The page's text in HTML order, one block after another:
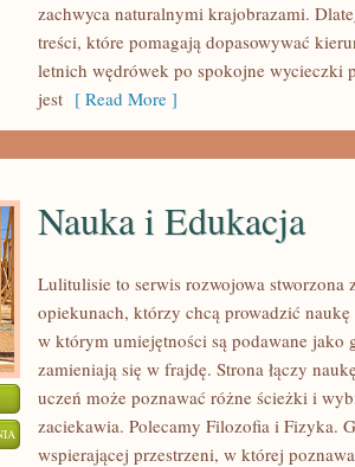
REGIONALNE
SMAKI
zachwyca naturalnymi krajobrazami.
treści, które pomagają dopasowywać
letnich wędrówek po spokojne wycieczki
jest [ Read More ]
NAUKA
Nauka i Edukacja
Lulitulisie to serwis rozwojowa stworzona
opiekunach, którzy chcą prowadzić naukę
w którym umiejętności są podawane jako
zamieniają się w frajdę. Strona łączy
uczeń może poznawać różne ścieżki i
zaciekawia. Polecamy Filozofia i Fizyka.
wspierającej przestrzeni, w której